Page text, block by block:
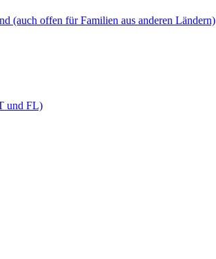
(auch offen für Familien aus anderen Ländern)
und FL)